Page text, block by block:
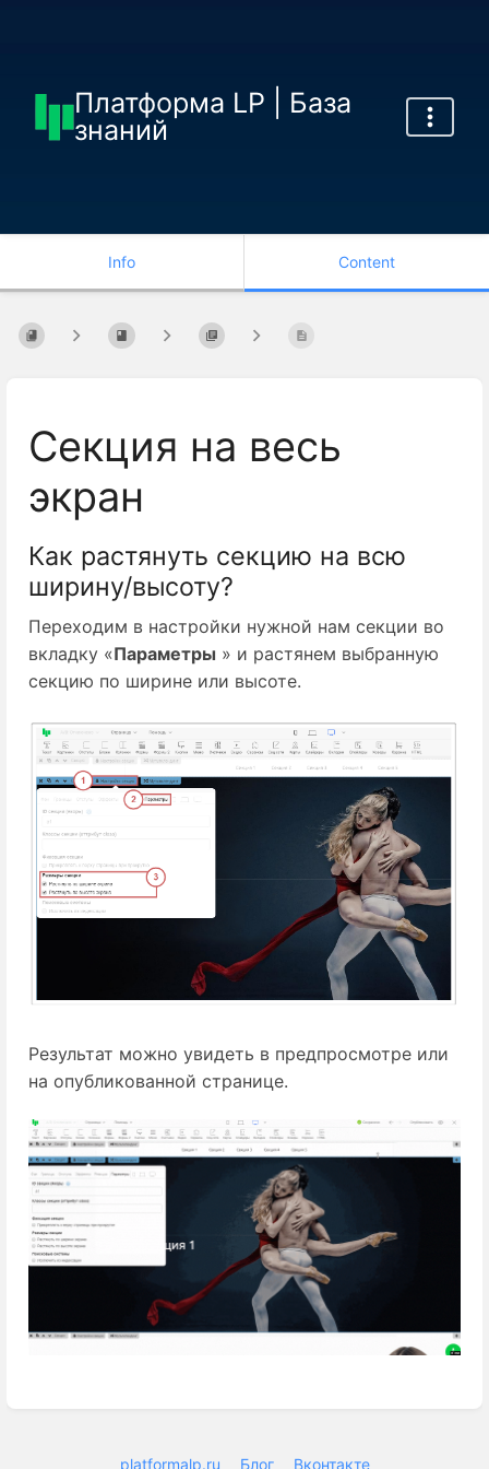
Платформа LP | База
знаний
Info Content
Секция на весь
экран
Как растянуть секцию на всю
ширину/высоту?
Переходим в настройки нужной нам секции во
вкладку «Параметры » и растянем выбранную
секцию по ширине или высоте.
Результат можно увидеть в предпросмотре или
на опубликованной странице.
platformalp.ru Блог Вконтакте